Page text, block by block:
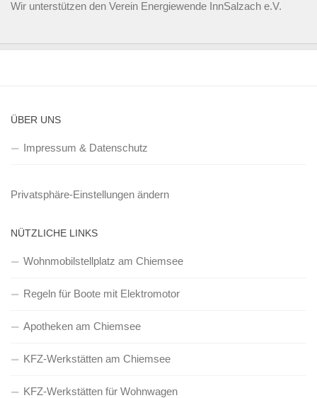
Wir unterstützen den Verein Energiewende InnSalzach e.V.
ÜBER UNS
Impressum & Datenschutz
Privatsphäre-Einstellungen ändern
NÜTZLICHE LINKS
Wohnmobilstellplatz am Chiemsee
Regeln für Boote mit Elektromotor
Apotheken am Chiemsee
KFZ-Werkstätten am Chiemsee
KFZ-Werkstätten für Wohnwagen